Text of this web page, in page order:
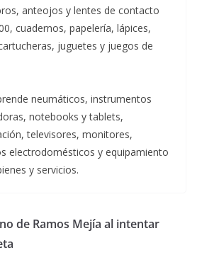
anteojos y lentes de contacto
cuadernos, papelería, lápices,
juguetes y juegos de
neumáticos, instrumentos
notebooks y tablets,
televisores, monitores,
electrodomésticos y equipamiento
y servicios.
de Ramos Mejía al intentar